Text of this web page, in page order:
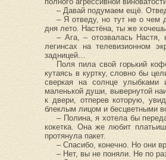
– Давай подумаем ещё.
– Я отведу, но тут не о чем
дня лето. Настёна, ты же
– Ага, – отозвалась
легинсах на телевизионном
задницей…
Поля пила свой горький
кутаясь в куртку, словно бы
сверкая на солнце улыбками
маленькой души, вывернутой
к двери, отперев которую,
блеклым лицом и бесцветными
– Полина, я хотела бы
кокетка. Она же любит
протянула пакет.
– Спасибо, конечно. Но они
– Нет, вы не поняли. Не по